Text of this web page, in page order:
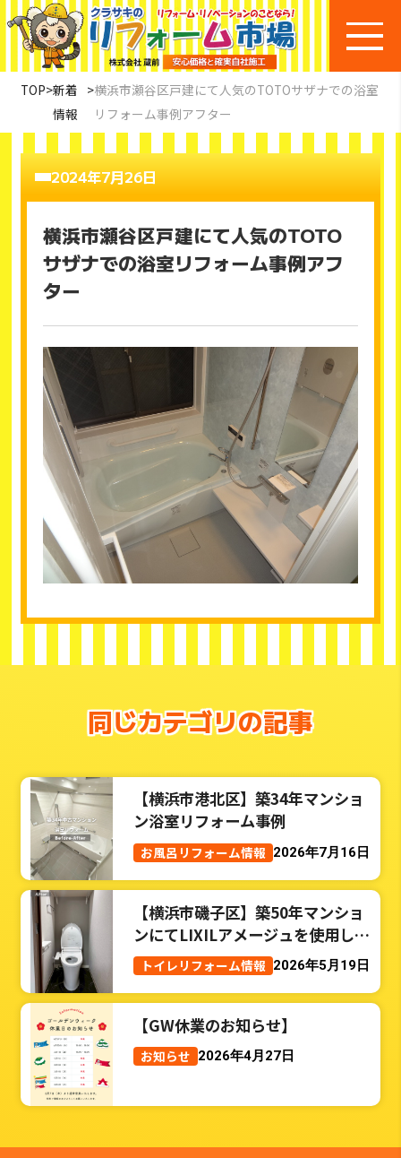
TOP>新着
情報
>横浜市瀬谷区戸建にて人気のTOTOサザナでの浴室
リフォーム事例アフター
2024年7月26日
横浜市瀬谷区戸建にて人気のTOTO
サザナでの浴室リフォーム事例アフ
ター
同じカテゴリの記事
【横浜市港北区】築34年マンショ
ン浴室リフォーム事例
お風呂リフォーム情報 2026年7月16日
【横浜市磯子区】築50年マンショ
ンにてLIXILアメージュを使用した
トイレリフォーム事例
トイレリフォーム情報 2026年5月19日
【GW休業のお知らせ】
お知らせ 2026年4月27日